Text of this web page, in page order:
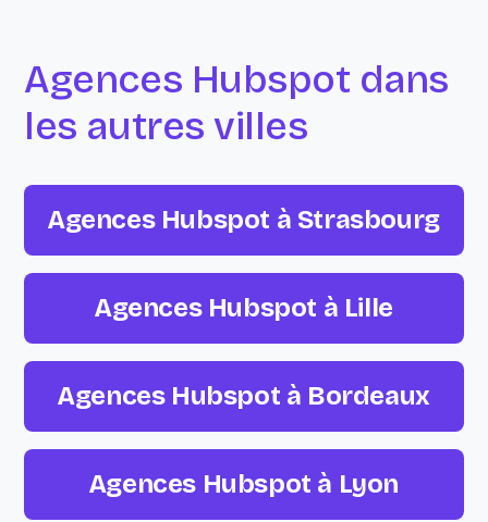
Agences Hubspot dans
les autres villes
Agences Hubspot à Strasbourg
Agences Hubspot à Lille
Agences Hubspot à Bordeaux
Agences Hubspot à Lyon